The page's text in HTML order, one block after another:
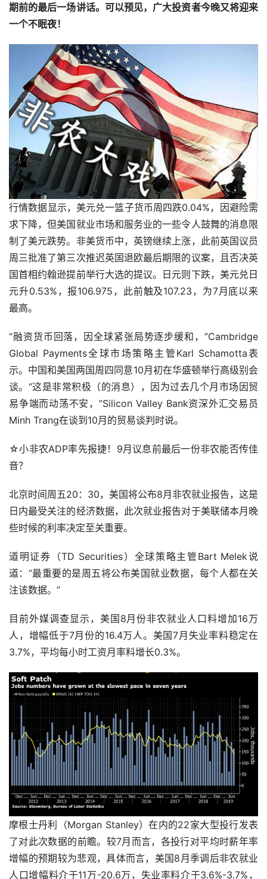
期前的最后一场讲话。可以预见，广大投资者今晚又将迎来
一个不眠夜！
行情数据显示，美元兑一篮子货币周四跌0.04%，因避险需
求下降，但美国就业市场和服务业的一些令人鼓舞的消息限
制了美元跌势。非美货币中，英镑继续上涨，此前英国议员
周三批准了第三次推迟英国退欧最后期限的议案，且否决英
国首相约翰逊提前举行大选的提议。日元则下跌，美元兑日
元升0.53%，报106.975，此前触及107.23，为7月底以来
最高。
“融资货币回落，因全球紧张局势逐步缓和，”Cambridge
Global Payments全球市场策略主管Karl Schamotta表
示。中国和美国两国周四同意10月初在华盛顿举行高级别会
谈。“这是非常积极（的消息），因为过去几个月市场因贸
易争端而动荡不安，”Silicon Valley Bank资深外汇交易员
Minh Trang在谈到10月的贸易谈判时说。
☆小非农ADP率先报捷！9月议息前最后一份非农能否传佳
音？
北京时间周五20：30，美国将公布8月非农就业报告，这是
日内最受关注的经济数据，此次就业报告对于美联储本月晚
些时候的利率决定至关重要。
道明证券（TD Securities）全球策略主管Bart Melek说
道：“最重要的是周五将公布美国就业数据，每个人都在关
注该数据。”
目前外媒调查显示，美国8月份非农就业人口料增加16万
人，增幅低于7月份的16.4万人。美国7月失业率料稳定在
3.7%，平均每小时工资月率料增长0.3%。
摩根士丹利（Morgan Stanley）在内的22家大型投行发表
了对此次数据的前瞻。较7月而言，各投行对平均时薪年率
增幅的预期较为悲观，具体而言，美国8月季调后非农就业
人口增幅料介于11万-20.6万，失业率料介于3.6%-3.7%，